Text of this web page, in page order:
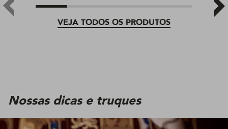
VEJA TODOS OS PRODUTOS
Nossas dicas e truques